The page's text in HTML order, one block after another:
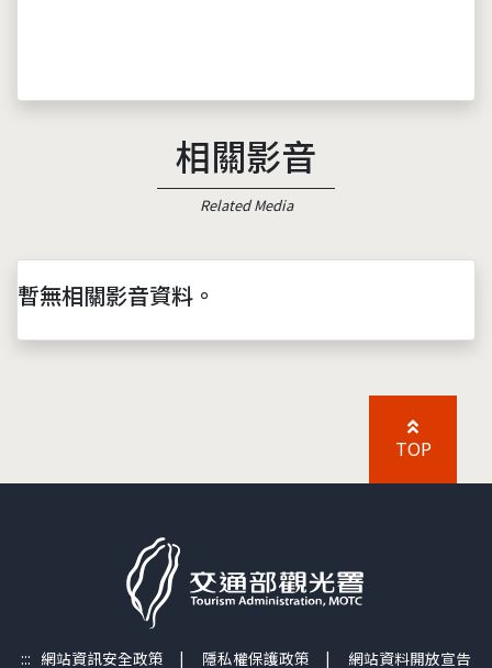
相關影音
Related Media
暫無相關影音資料。
TOP
::: 網站資訊安全政策 | 隱私權保護政策 | 網站資料開放宣告